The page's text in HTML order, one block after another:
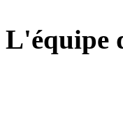
L'équipe